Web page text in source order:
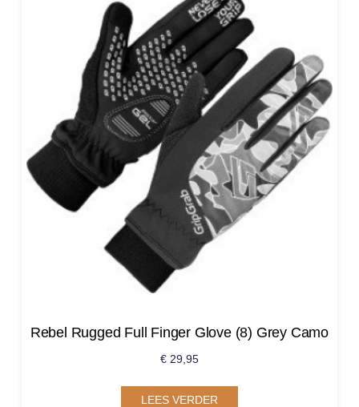
Rebel Rugged Full Finger Glove (8) Grey Camo
€ 29,95
LEES VERDER